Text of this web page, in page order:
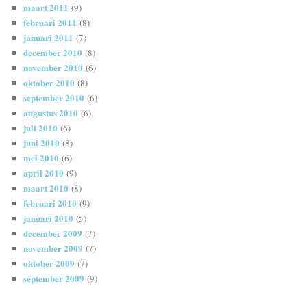
maart 2011 (9)
februari 2011 (8)
januari 2011 (7)
december 2010 (8)
november 2010 (6)
oktober 2010 (8)
september 2010 (6)
augustus 2010 (6)
juli 2010 (6)
juni 2010 (8)
mei 2010 (6)
april 2010 (9)
maart 2010 (8)
februari 2010 (9)
januari 2010 (5)
december 2009 (7)
november 2009 (7)
oktober 2009 (7)
september 2009 (9)